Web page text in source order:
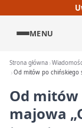
MENU
Strona główna
Od mitów po chińskiego
Od mitów
majowa